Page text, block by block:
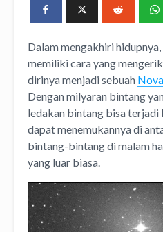
Dalam mengakhiri
memiliki cara yang
dirinya menjadi sebuah Nova
Dengan milyaran bintang
ledakan bintang bisa terjadi
dapat menemukannya di
bintang-bintang di malam
yang luar biasa.